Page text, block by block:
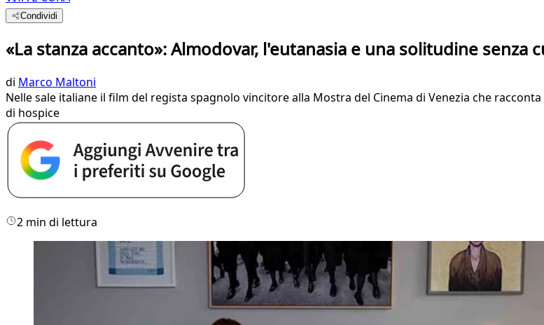
Condividi
«La stanza accanto»: Almodovar, l'eutanasia e una solitudine senza
di Marco Maltoni
Nelle sale italiane il film del regista spagnolo vincitore alla Mostra del Cinema di Venezia che
di hospice
2 min di lettura